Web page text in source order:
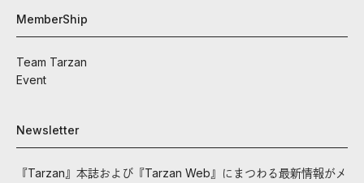
MemberShip
Team Tarzan
Event
Newsletter
『Tarzan』本誌および『Tarzan Web』にまつわる最新情報がメ